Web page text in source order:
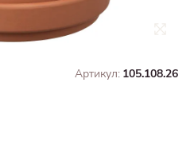
Артикул: 105.108.26